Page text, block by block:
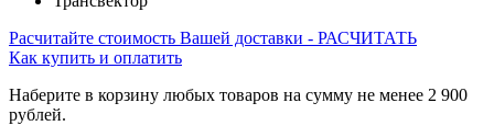
Расчитайте стоимость Вашей доставки - РАСЧИТАТЬ
Как купить и оплатить
Наберите в корзину любых товаров на сумму не менее 2 900
рублей.